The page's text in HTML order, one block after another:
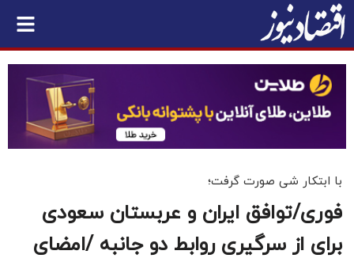
با ابتکار شی صورت گرفت؛
فوری/توافق ایران و عربستان سعودی
برای از سرگیری روابط دو جانبه /امضای